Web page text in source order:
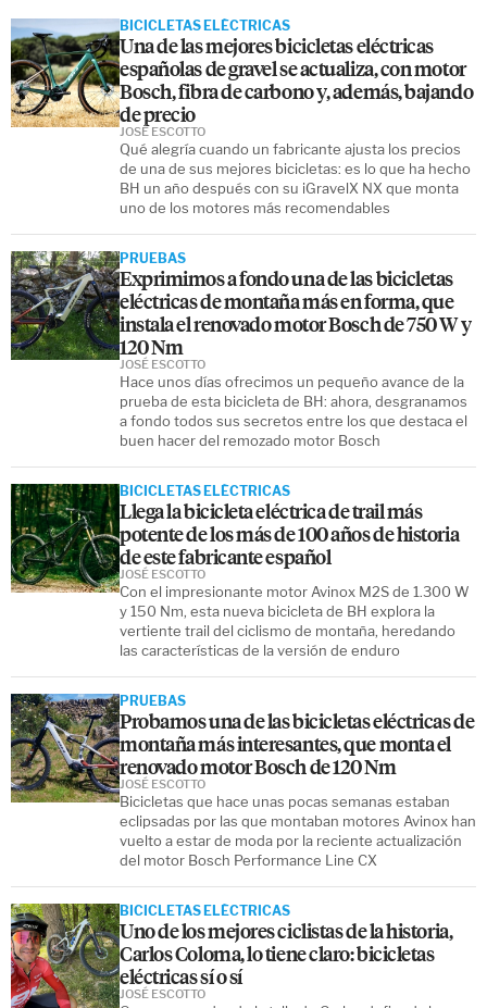
BICICLETAS ELÉCTRICAS
Una de las mejores bicicletas eléctricas
españolas de gravel se actualiza, con motor
Bosch, fibra de carbono y, además, bajando
de precio
Qué alegría cuando un fabricante ajusta los precios
de una de sus mejores bicicletas: es lo que ha hecho
BH un año después con su iGravelX NX que monta
uno de los motores más recomendables
JOSÉ ESCOTTO
PRUEBAS
Exprimimos a fondo una de las bicicletas
eléctricas de montaña más en forma, que
instala el renovado motor Bosch de 750 W y
120 Nm
Hace unos días ofrecimos un pequeño avance de la
prueba de esta bicicleta de BH: ahora, desgranamos
a fondo todos sus secretos entre los que destaca el
buen hacer del remozado motor Bosch
JOSÉ ESCOTTO
BICICLETAS ELÉCTRICAS
Llega la bicicleta eléctrica de trail más
potente de los más de 100 años de historia
de este fabricante español
Con el impresionante motor Avinox M2S de 1.300 W
y 150 Nm, esta nueva bicicleta de BH explora la
vertiente trail del ciclismo de montaña, heredando
las características de la versión de enduro
JOSÉ ESCOTTO
PRUEBAS
Probamos una de las bicicletas eléctricas de
montaña más interesantes, que monta el
renovado motor Bosch de 120 Nm
Bicicletas que hace unas pocas semanas estaban
eclipsadas por las que montaban motores Avinox han
vuelto a estar de moda por la reciente actualización
del motor Bosch Performance Line CX
JOSÉ ESCOTTO
BICICLETAS ELÉCTRICAS
Uno de los mejores ciclistas de la historia,
Carlos Coloma, lo tiene claro: bicicletas
eléctricas sí o sí
JOSÉ ESCOTTO